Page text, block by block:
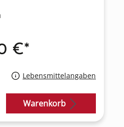
Lebensmittelangaben
€*
Warenkorb